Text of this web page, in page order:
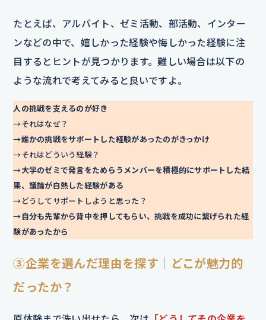
たとえば、アルバイト、ゼミ活動、部活動、インター
ンなどの中で、嬉しかった経験や悔しかった経験に注
目するとヒントが見つかります。難しい場合は以下の
ような流れで考えてみると良いですよ。
人の挑戦を支えるのが好き
→それはなぜ？
→誰かの挑戦をサポートした経験があったのがきっかけ
→それはどういう経験？
→大学のゼミで発言をためらうメンバーを積極的にサポートした結
果、議論が白熱した経験がある
→どうしてサポートしようと思った？
→自分も先輩から背中を押してもらい、挑戦を成功に繋げられた経
験があったから
③企業を選んだ理由を探す｜どこが魅力的
だったか？